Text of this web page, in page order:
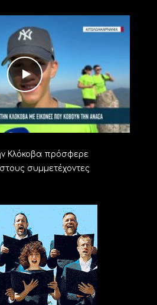
Κλόκοβα πρόσφερε
συμμετέχοντες